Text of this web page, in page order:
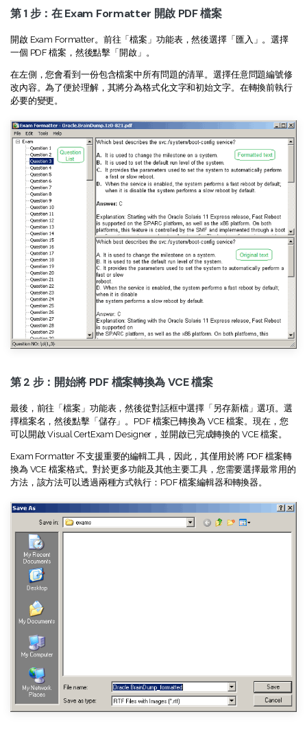
專業使用者
PDF 表單
保護 PDF
批次 PDF
PDF OCR
擷取 PDF 資料
AI PDF助理
eSign（合法）
了解更多
更多內容
免費 PDF 範本
客戶故事
第 1 步：在 Exam Formatter 開啟 PDF 檔案
開啟 Exam Formatter。前往「檔案」功能表，然後選擇「匯入」。選擇
一個 PDF 檔案，然後點擊「開啟」。
在左側，您會看到一份包含檔案中所有問題的清單。選擇任意問題編號修
改內容。為了便於理解，其將分為格式化文字和初始文字。在轉換前執行
必要的變更。
第 2 步：開始將 PDF 檔案轉換為 VCE 檔案
最後，前往「檔案」功能表，然後從對話框中選擇「另存新檔」選項。選
擇檔案名，然後點擊「儲存」。PDF 檔案已轉換為 VCE 檔案。現在，您
可以開啟 Visual CertExam Designer，並開啟已完成轉換的 VCE 檔案。
Exam Formatter 不支援重要的編輯工具，因此，其僅用於將 PDF 檔案轉
換為 VCE 檔案格式。對於更多功能及其他主要工具，您需要選擇最常用的
方法，該方法可以透過兩種方式執行：PDF 檔案編輯器和轉換器。